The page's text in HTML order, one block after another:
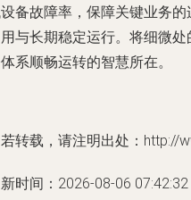
备故障率，保障关键业务
与长期稳定运行。将细微
系顺畅运转的智慧所在。
转载，请注明出处：http://
时间：2026-08-06 07:42:32